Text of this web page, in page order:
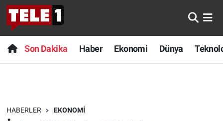
Son Dakika Haber Ekonomi Dünya
HABERLER EKONOMI
Anında Manşet
Başka Sohbetler
Bilim turu
Son Dakika
Haber
Dünya
Nöbetçi Eczaneler
Hava Durumu
Trafik Durumu